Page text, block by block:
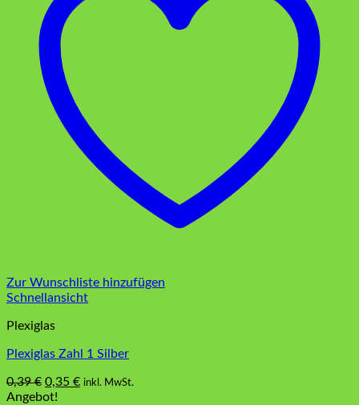
Zur Wunschliste hinzufügen
Schnellansicht
Plexiglas
Plexiglas Zahl 1 Silber
0,39€ Ursprünglicher
Preis
0,35 €Aktueller
inkl. MwSt.
Angebot!